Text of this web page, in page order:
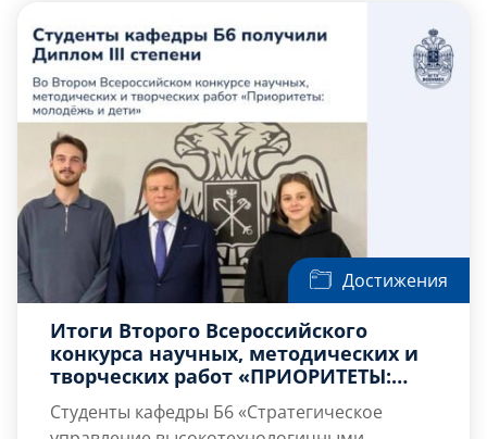
Достижения
Итоги Второго Всероссийского
конкурса научных, методических и
творческих работ «ПРИОРИТЕТЫ:
МОЛОДЁЖЬ И ДЕТИ»
Студенты кафедры Б6 «Стратегическое